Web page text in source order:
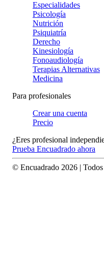
Especialidades
Psicología
Nutrición
Psiquiatría
Derecho
Kinesiología
Fonoaudiología
Terapias Alternativas
Medicina
Para profesionales
Crear una cuenta
Precio
¿Eres profesional
Prueba Encuadrado ahora
© Encuadrado 2026 |